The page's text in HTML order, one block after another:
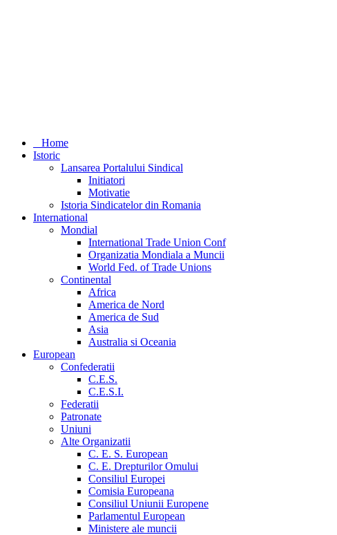
Home
Istoric
Lansarea Portalului Sindical
Initiatori
Motivatie
Istoria Sindicatelor din Romania
International
Mondial
International Trade Union Conf
Organizatia Mondiala a Muncii
World Fed. of Trade Unions
Continental
Africa
America de Nord
America de Sud
Asia
Australia si Oceania
European
Confederatii
C.E.S.
C.E.S.I.
Federatii
Patronate
Uniuni
Alte Organizatii
C. E. S. European
C. E. Drepturilor Omului
Consiliul Europei
Comisia Europeana
Consiliul Uniunii Europene
Parlamentul European
Ministere ale muncii